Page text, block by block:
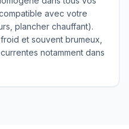
avec votre
plancher chauffant).
et souvent brumeux,
notamment dans